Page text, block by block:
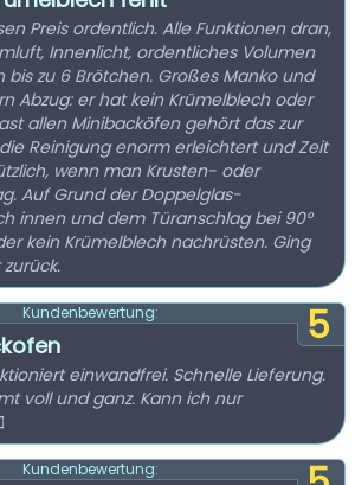
Preis ordentlich. Alle Funktionen dran,
Innenlicht, ordentliches Volumen
bis zu 6 Brötchen. Großes Manko und
Abzug: er hat kein Krümelblech oder
allen Minibacköfen gehört das zur
Reinigung enorm erleichtert und Zeit
wenn man Krusten- oder
Auf Grund der Doppelglas-
innen und dem Türanschlag bei 90°
kein Krümelblech nachrüsten. Ging
5
Kundenbewertung:
einwandfrei. Schnelle Lieferung.
voll und ganz. Kann ich nur
Kundenbewertung: